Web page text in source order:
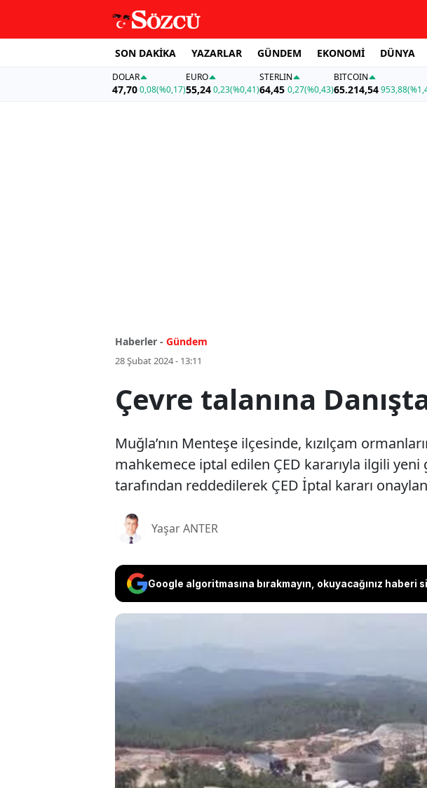
SON DAKİKA YAZARLAR GÜNDEM EKONOMİ DÜNYA
DOLAR
47,700,08(%0,17)
EURO
55,24 0,23(%0,41)
STERLIN
64,45 0,27(%0,43)
BITCOIN
65.214,54953,88
Haberler - Gündem
28 Şubat 2024 - 13:11
Çevre talanına
Muğla’nın Menteşe ilçesinde, kızılçam
mahkemece iptal edilen ÇED kararıyla ilgili
tarafından reddedilerek ÇED İptal kararı
Yaşar ANTER
Google algoritmasına bırakmayın, okuyacağınız haberi
Muğla’nın Menteşe ilçesinde,
kurulmak istenen çimento
edilen ÇED kararıyla ilgili yeni
başvurusu Danıştay 4. Dairesi
kararı onaylandı.